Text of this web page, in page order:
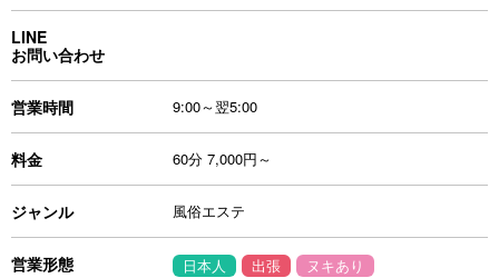
LINE
お問い合わせ
営業時間 9:00～翌5:00
料金 60分 7,000円～
ジャンル 風俗エステ
営業形態 日本人 出張 ヌキあり